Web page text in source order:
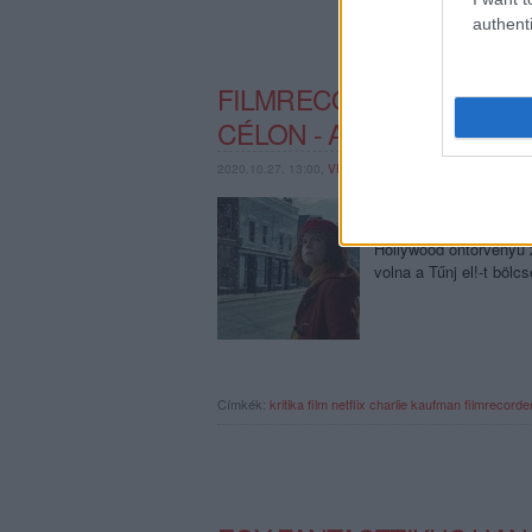
FILMRECORDER. A
CÉLON - A
2020.10.27. 13:00, VFERI
Egy fiatal pár
Hollywood
volna a Tűnj el!-t
Címkék: kritika film netflix charlie kaufman